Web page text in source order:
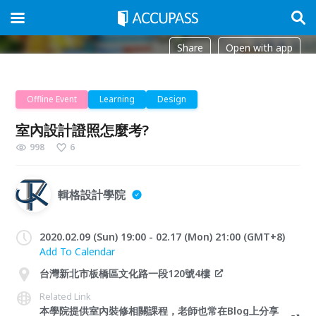
Share Open with app
Offline Event Learning Design
室內設計證照怎麼考?
998 6
輯格設計學院
2020.02.09 (Sun) 19:00 - 02.17 (Mon) 21:00 (GMT+8)
Add To Calendar
台灣新北市板橋區文化路一段120號4樓
Related Link
本學院提供室內裝修相關課程，老師也常在Blog上分享